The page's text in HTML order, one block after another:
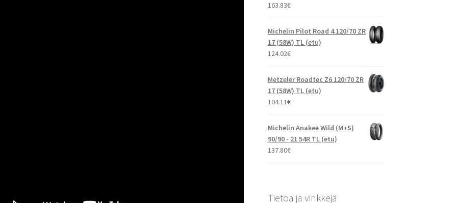
163.83€
Michelin Pilot Road 4 120/70 ZR
17 (58W) TL (etu)
124.02€
Metzeler Roadtec Z6 120/70 ZR
17 (58W) TL (etu)
104.11€
Michelin Anakee Wild (M+S)
90/90 - 21 54R TL (etu)
137.80€
Tietoa ja vinkkejä